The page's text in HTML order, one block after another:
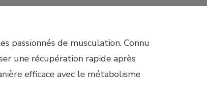
passionnés de musculation. Connu
une récupération rapide après
efficace avec le métabolisme